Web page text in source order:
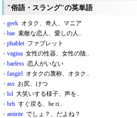
"俗語・スラング"の英単語
geek オタク、奇人、マニア
bae 素敵な恋人、愛しの人..
phabletファブレット
vagina 女性の性器、女性の陰..
baeless 恋人がいない
fangirl オタクの蔑称、オタク..
ass お尻、けつ
lol 大笑いする様子、声を..
brb すぐ戻る、be ri..
amirite でしょ？、だよね？